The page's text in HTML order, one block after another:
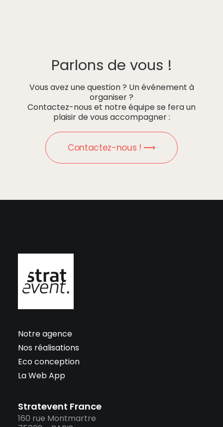
Parlons de vous !
Vous avez une question ? Un événement à
organiser ?
Contactez-nous et notre équipe se fera un
plaisir de vous accompagner :
Contactez-nous ! ⟶
Notre agence
Nos réalisations
Eco conception
La Web App
Stratevent France
160 rue Montmartre